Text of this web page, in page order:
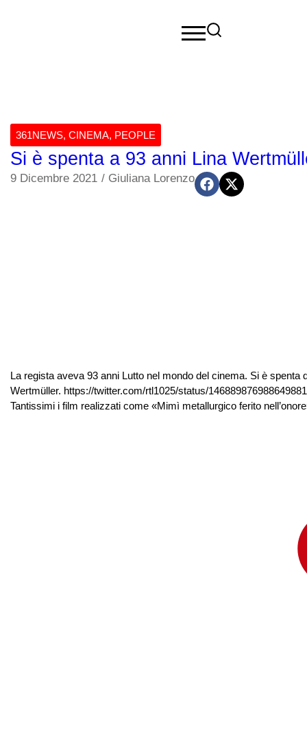
361NEWS, CINEMA, PEOPLE
Si è spenta a 93 anni Lina
9 Dicembre 2021 / Giuliana Lorenzo
La regista aveva 93 anni Lutto nel mondo del cinema. Si è
Wertmüller. https://twitter.com/rtl1025/status/
Tantissimi i film realizzati come «Mimì metallurgico ferito